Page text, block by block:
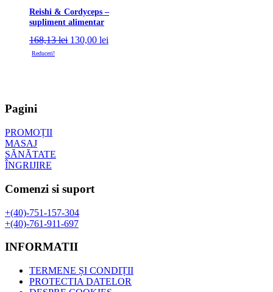
Reishi & Cordyceps –
supliment alimentar
168,13lei Prețul
130,00 lei
Reduceri!
Pagini
PROMOȚII
MASAJ
SĂNĂTATE
ÎNGRIJIRE
Comenzi si suport
+(40)-751-157-304
+(40)-761-911-697
INFORMATII
TERMENE ȘI CONDIȚII
PROTECTIA DATELOR